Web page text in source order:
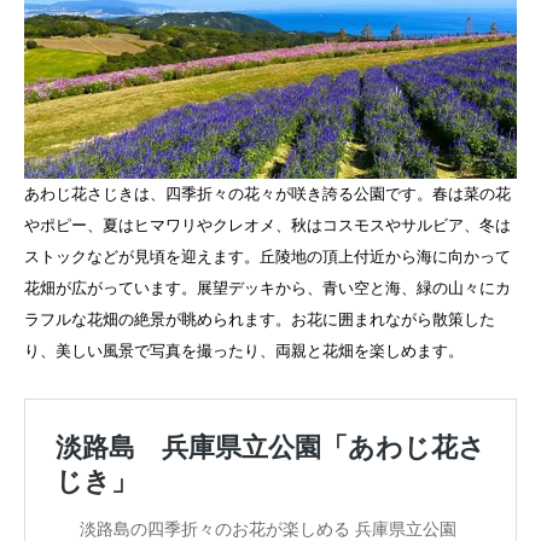
あわじ花さじきは、四季折々の花々が咲き誇る公園です。春は菜の花
やポピー、夏はヒマワリやクレオメ、秋はコスモスやサルビア、冬は
ストックなどが見頃を迎えます。丘陵地の頂上付近から海に向かって
花畑が広がっています。展望デッキから、青い空と海、緑の山々にカ
ラフルな花畑の絶景が眺められます。お花に囲まれながら散策した
り、美しい風景で写真を撮ったり、両親と花畑を楽しめます。